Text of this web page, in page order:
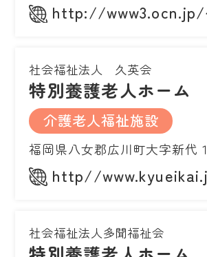
http://www3.ocn.jp/
社会福祉法人 久英会
特別養護老人ホーム
介護老人福祉施設
福岡県八女郡広川町大字新代
http//
社会福祉法人多聞福祉会